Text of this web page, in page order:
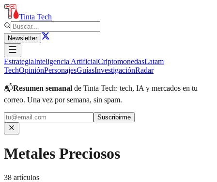
Tinta Tech
Newsletter
EstrategiaInteligencia ArtificialCriptomonedasLatam
TechOpiniónPersonajesGuíasInvestigaciónRadar
📬Resumen semanal de Tinta Tech: tech, IA y mercados en tu
correo. Una vez por semana, sin spam.
Suscribirme
Metales Preciosos
38 artículos